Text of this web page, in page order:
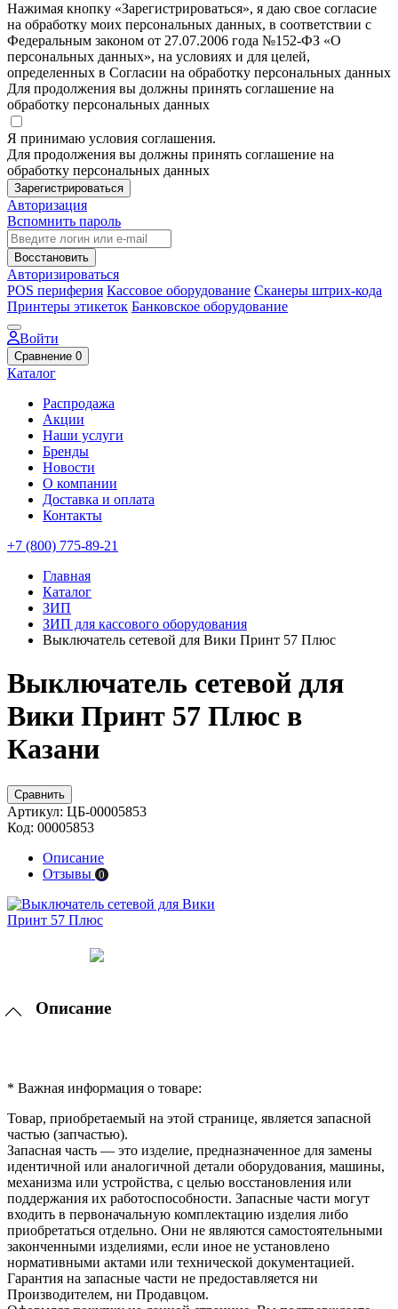
Нажимая кнопку «Зарегистрироваться», я даю свое согласие
на обработку моих персональных данных, в соответствии с
Федеральным законом от 27.07.2006 года №152-ФЗ «О
персональных данных», на условиях и для целей,
определенных в Согласии на обработку персональных данных
Для продолжения вы должны принять соглашение на
обработку персональных данных
Я принимаю условия соглашения.
Для продолжения вы должны принять соглашение на
обработку персональных данных
Зарегистрироваться
Авторизация
Вспомнить пароль
Восстановить
Авторизироваться
POS периферия Кассовое оборудование Сканеры штрих-кода
Принтеры этикеток Банковское оборудование
Войти
Сравнение 0
Каталог
Распродажа
Акции
Наши услуги
Бренды
Новости
О компании
Доставка и оплата
Контакты
+7 (800) 775-89-21
Главная
Каталог
ЗИП
ЗИП для кассового оборудования
Выключатель сетевой для Вики Принт 57 Плюс
Выключатель сетевой для
Вики Принт 57 Плюс в
Казани
Сравнить
Артикул: ЦБ-00005853
Код: 00005853
Описание
Отзывы 0
Описание
* Важная информация о товаре:
Товар, приобретаемый на этой странице, является запасной
частью (запчастью).
Запасная часть — это изделие, предназначенное для замены
идентичной или аналогичной детали оборудования, машины,
механизма или устройства, с целью восстановления или
поддержания их работоспособности. Запасные части могут
входить в первоначальную комплектацию изделия либо
приобретаться отдельно. Они не являются самостоятельными
законченными изделиями, если иное не установлено
нормативными актами или технической документацией.
Гарантия на запасные части не предоставляется ни
Производителем, ни Продавцом.